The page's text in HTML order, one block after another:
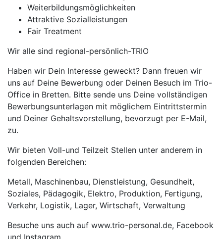
Weiterbildungsmöglichkeiten
Attraktive Sozialleistungen
Fair Treatment
Wir alle sind regional-persönlich-TRIO
Haben wir Dein Interesse geweckt? Dann freuen wir
uns auf Deine Bewerbung oder Deinen Besuch im Trio-
Office in Bretten. Bitte sende uns Deine vollständigen
Bewerbungsunterlagen mit möglichem Eintrittstermin
und Deiner Gehaltsvorstellung, bevorzugt per E-Mail,
zu.
Wir bieten Voll-und Teilzeit Stellen unter anderem in
folgenden Bereichen:
Metall, Maschinenbau, Dienstleistung, Gesundheit,
Soziales, Pädagogik, Elektro, Produktion, Fertigung,
Verkehr, Logistik, Lager, Wirtschaft, Verwaltung
Besuche uns auch auf www.trio-personal.de, Facebook
und Instagram